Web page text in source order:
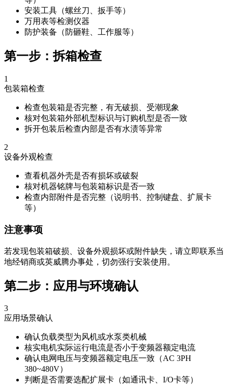
安装工具（螺丝刀、扳手等）
万用表等检测仪器
防护装备（防砸鞋、工作服等）
第一步：拆箱检查
1
包装箱检查
检查包装箱是否完整，有无破损、受潮现象
核对包装箱外部机型标识与订购机型是否一致
拆开包装后检查内部是否有水渍等异常
2
设备外观检查
查看机器外壳是否有损坏或破裂
核对机器铭牌与包装箱标识是否一致
检查内部附件是否完整（说明书、控制键盘、扩展卡
等）
注意事项
若发现包装箱破损、设备外观损坏或附件缺失，请立即联系当
地经销商或英威腾办事处，切勿强行安装使用。
第二步：应用与环境确认
3
应用场景确认
确认负载类型为风机或水泵类机械
核实电机实际运行电流是否小于变频器额定电流
确认电网电压与变频器额定电压一致（AC 3PH
380~480V）
判断是否需要选配扩展卡（如通讯卡、I/O卡等）